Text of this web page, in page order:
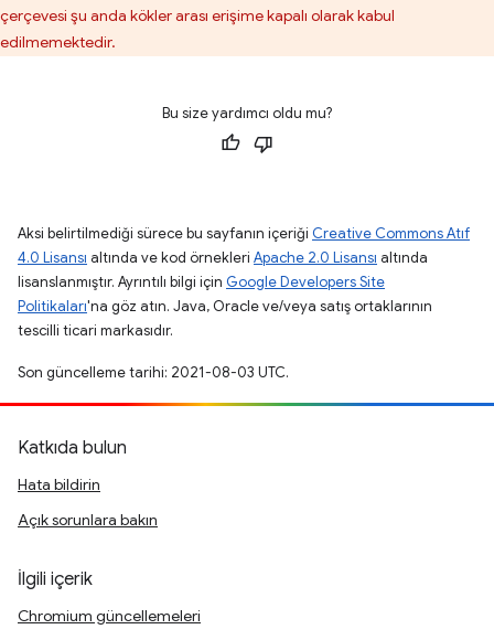
çerçevesi şu anda kökler arası erişime kapalı olarak kabul
edilmemektedir.
Bu size yardımcı oldu mu?
Aksi belirtilmediği sürece bu sayfanın içeriği Creative Commons Atıf
4.0 Lisansı altında ve kod örnekleri Apache 2.0 Lisansı altında
lisanslanmıştır. Ayrıntılı bilgi için Google Developers Site
Politikaları'na göz atın. Java, Oracle ve/veya satış ortaklarının
tescilli ticari markasıdır.
Son güncelleme tarihi: 2021-08-03 UTC.
Katkıda bulun
Hata bildirin
Açık sorunlara bakın
İlgili içerik
Chromium güncellemeleri